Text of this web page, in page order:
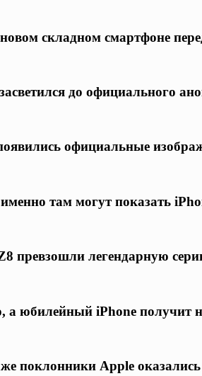
складном смартфоне
до официального
официальные
там могут показать
превзошли легендарную
а юбилейный iPhone получит
поклонники Apple